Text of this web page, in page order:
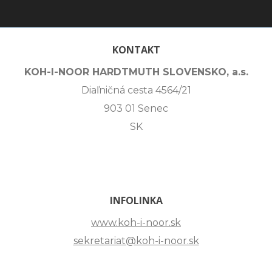
KONTAKT
KOH-I-NOOR HARDTMUTH SLOVENSKO, a.s.
Diaľničná cesta 4564/21
903 01 Senec
SK
INFOLINKA
www.koh-i-noor.sk
sekretariat@koh-i-noor.sk